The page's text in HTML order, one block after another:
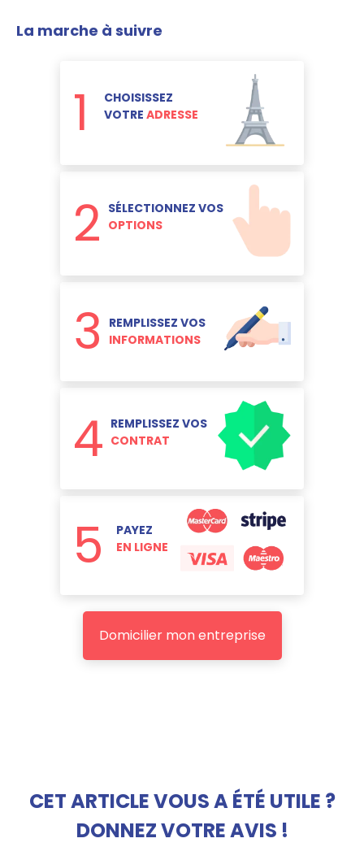
La marche à suivre
1
CHOISISSEZ
VOTRE ADRESSE
2 SÉLECTIONNEZ VOS
OPTIONS
3
REMPLISSEZ VOS
INFORMATIONS
4 REMPLISSEZ VOS
CONTRAT
5
PAYEZ
EN LIGNE
Domicilier mon entreprise
CET ARTICLE VOUS A ÉTÉ UTILE ?
DONNEZ VOTRE AVIS !